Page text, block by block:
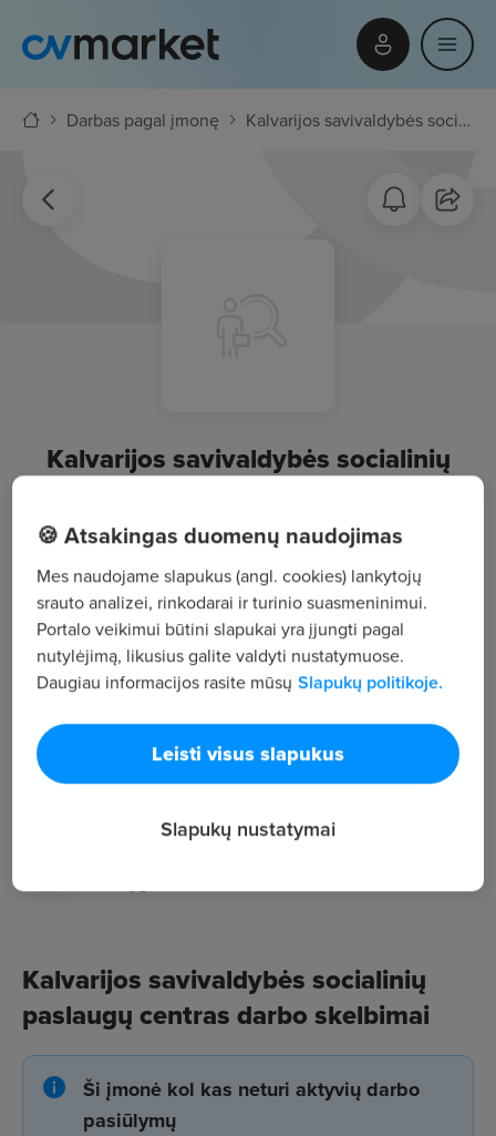
Darbas pagal įmonę Kalvarijos savivaldybės socialinių paslaugų centras
Kalvarijos savivaldybės socialinių
,
Žiūrėti visus skelbimus
Įmonės aprašymas
Darbuotojų sk.
Kalvarijos savivaldybės socialinių
paslaugų centras darbo skelbimai
Ši įmonė kol kas neturi aktyvių darbo
pasiūlymų
🍪 Atsakingas duomenų naudojimas
Mes naudojame slapukus (angl. cookies) lankytojų
srauto analizei, rinkodarai ir turinio suasmeninimui.
Portalo veikimui būtini slapukai yra įjungti pagal
nutylėjimą, likusius galite valdyti nustatymuose.
Daugiau informacijos rasite mūsų Slapukų politikoje.
Leisti visus slapukus
Slapukų nustatymai